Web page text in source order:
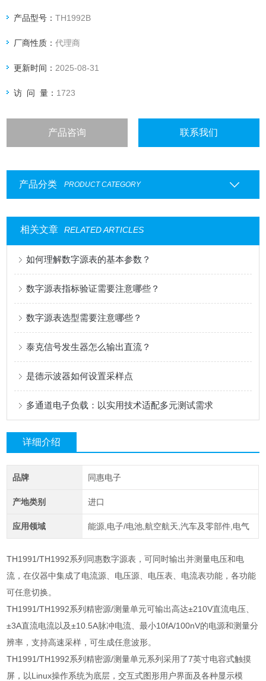
产品型号：TH1992B
厂商性质：代理商
更新时间： 2025-08-31
访 问 量： 1723
产品咨询 联系我们
产品分类 PRODUCT CATEGORY
相关文章 RELATED ARTICLES
如何理解数字源表的基本参数？
数字源表指标验证需要注意哪些？
数字源表选型需要注意哪些？
泰克信号发生器怎么输出直流？
是德示波器如何设置采样点
多通道电子负载：以实用技术适配多元测试需求
详细介绍
品牌 同惠电子
产地类别 进口
应用领域 能源,电子/电池,航空航天,汽车及零部件,电气
TH1991/TH1992系列同惠数字源表，可同时输出并测量电压和电
流，在仪器中集成了电流源、电压源、电压表、电流表功能，各功能
可任意切换。
TH1991/TH1992系列精密源/测量单元可输出高达±210V直流电压、
±3A直流电流以及±10.5A脉冲电流、最小10fA/100nV的电源和测量分
辨率，支持高速采样，可生成任意波形。
TH1991/TH1992系列精密源/测量单元系列采用了7英寸电容式触摸
屏，以Linux操作系统为底层，交互式图形用户界面及各种显示模